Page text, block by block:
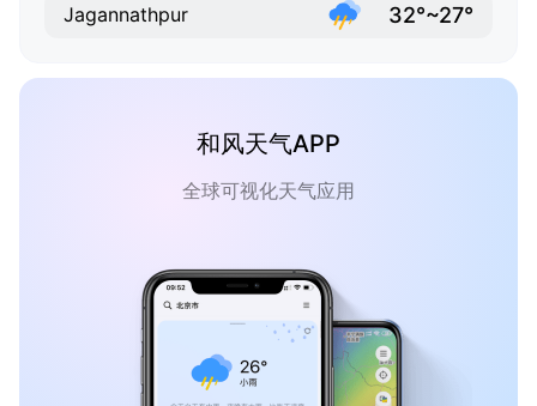
Jagannathpur 32°~27°
和风天气APP
全球可视化天气应用